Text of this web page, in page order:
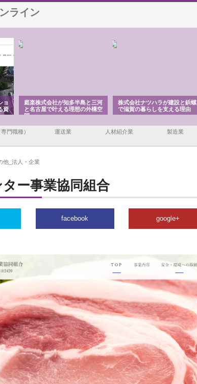
ライン
ョ
資
庭楽株式会社が知多半島と三河
と名古屋で叶える理想の外構空
間
株式会社ナツハラが建設と鋲螺
で滋賀の暮らしを支える理由
門職種） 運送業 人材紹介業 製造業
他_法人・企業
ー事業協同組合
facebook google+